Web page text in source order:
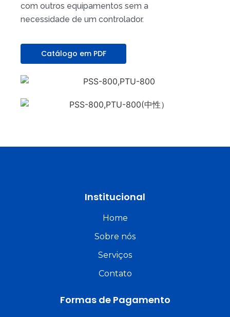
com outros equipamentos sem a
necessidade de um controlador.
Catálogo em PDF
Institucional
Home
Sobre nós
Serviços
Contato
Formas de Pagamento